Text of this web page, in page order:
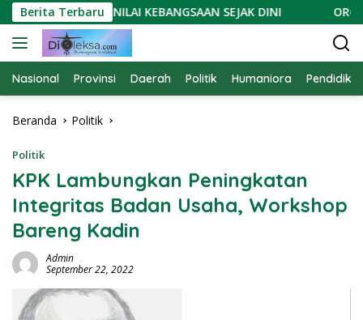
Langsung
ke
konten
Berita Terbaru
NILAI KEBANGSAAN SEJAK DINI ORCA
Nasional Provinsi Daerah Politik Humaniora
Beranda Politik
Politik
KPK Lambungkan Peningkatan
Integritas Badan Usaha, Workshop
Bareng Kadin
Admin
September 22, 2022